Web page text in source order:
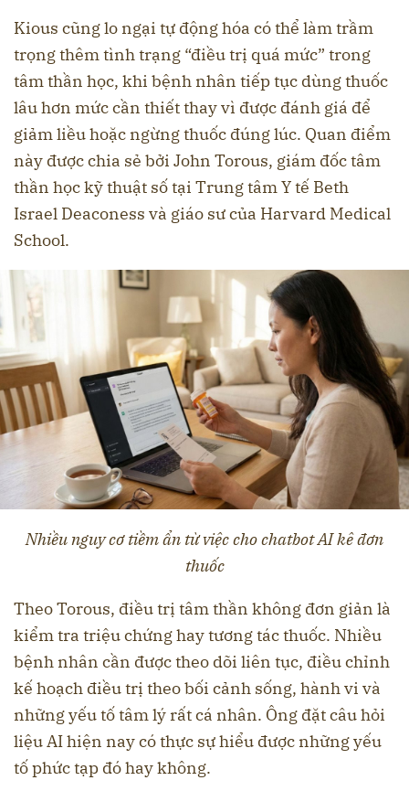
Kious cũng lo ngại tự động hóa có thể làm trầm
trọng thêm tình trạng “điều trị quá mức” trong
tâm thần học, khi bệnh nhân tiếp tục dùng thuốc
lâu hơn mức cần thiết thay vì được đánh giá để
giảm liều hoặc ngừng thuốc đúng lúc. Quan điểm
này được chia sẻ bởi John Torous, giám đốc tâm
thần học kỹ thuật số tại Trung tâm Y tế Beth
Israel Deaconess và giáo sư của Harvard Medical
School.
Nhiều nguy cơ tiềm ẩn từ việc cho chatbot AI kê đơn
thuốc
Theo Torous, điều trị tâm thần không đơn giản là
kiểm tra triệu chứng hay tương tác thuốc. Nhiều
bệnh nhân cần được theo dõi liên tục, điều chỉnh
kế hoạch điều trị theo bối cảnh sống, hành vi và
những yếu tố tâm lý rất cá nhân. Ông đặt câu hỏi
liệu AI hiện nay có thực sự hiểu được những yếu
tố phức tạp đó hay không.